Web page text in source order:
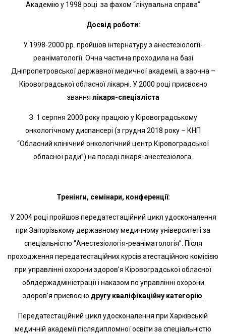
Академію у 1998 році за фахом “лікувальна справа”
Досвід роботи:
У 1998-2000 рр. пройшов інтернатуру з анестезіології-
реаніматології. Очна частина проходила на базі
Дніпропетровської державної медичної академії, а заочна –
Кіровоградської обласної лікарні. У 2000 році присвоєно
звання лікаря-спеціаліста
З 1 серпня 2000 року працюю у Кіровоградському
онкологічному диспансері (з грудня 2018 року – КНП
“Обласний клінічний онкологічний центр Кіровоградської
обласної ради”) на посаді лікаря-анестезіолога.
Тренінги, семінари, конференції:
У 2004 році пройшов передатестаційний цикл удосконалення
при Запорізькому державному медичному університеті за
спеціальністю “Анестезіологія-реаніматологія”. Після
проходження передатестаційних курсів атестаційною комісією
при управлінні охорони здоров’я Кіровоградської обласної
облдержадміністрації і наказом по управлінні охорони
здоров’я присвоєно другу кваліфікаційну категорію
Передатестаційний цикл удосконалення при Харківській
медичній академії післядипломної освіти за спеціальністю